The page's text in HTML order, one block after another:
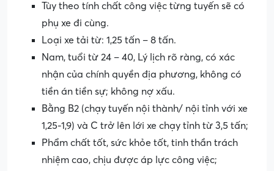
Tùy theo tính chất công việc từng tuyến sẽ có
phụ xe đi cùng.
Loại xe tải từ: 1,25 tấn – 8 tấn.
Nam, tuổi từ 24 – 40, Lý lịch rõ ràng, có xác
nhận của chính quyền địa phương, không có
tiền án tiền sự; không nợ xấu.
Bằng B2 (chạy tuyến nội thành/ nội tỉnh với xe
1,25-1,9) và C trở lên lới xe chạy tỉnh từ 3,5 tấn;
Phẩm chất tốt, sức khỏe tốt, tinh thần trách
nhiệm cao, chịu được áp lực công việc;